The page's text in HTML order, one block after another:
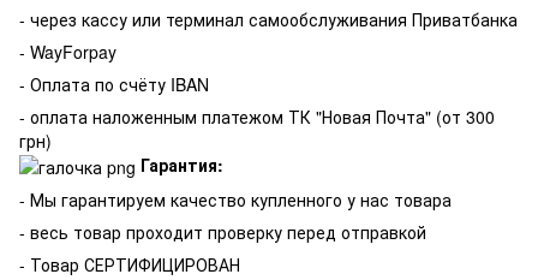
- через кассу или терминал самообслуживания Приватбанка
- WayForpay
- Оплата по счёту IBAN
- оплата наложенным платежом ТК "Новая Почта" (от 300
грн)
Гарантия:
- Мы гарантируем качество купленного у нас товара
- весь товар проходит проверку перед отправкой
- Товар СЕРТИФИЦИРОВАН